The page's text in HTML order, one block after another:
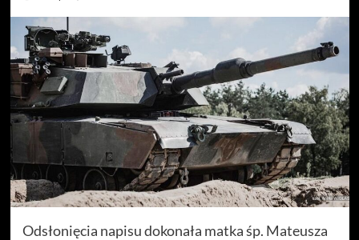
Odsłonięcia napisu dokonała matka śp. Mateusza